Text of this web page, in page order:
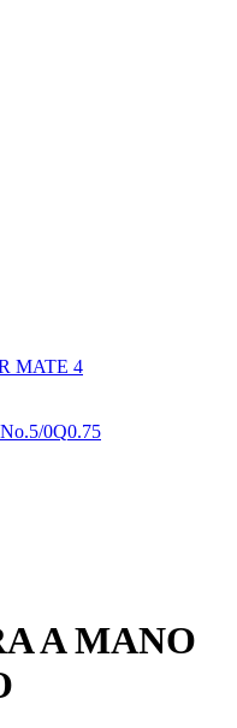
MATE 4
0Q0.75
A MANO